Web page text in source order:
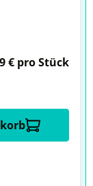
€ pro Stück